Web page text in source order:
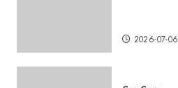
2026-07-06